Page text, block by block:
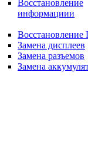
Восстановление
информациии
Замена дисплеев
Замена разъемов
Замена